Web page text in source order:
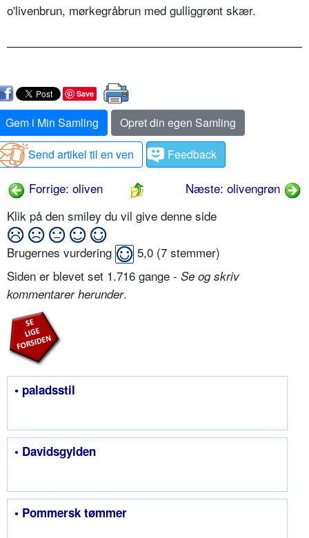
o'livenbrun, mørkegråbrun med gulliggrønt skær.
Save
Gem i Min Samling
Opret din egen Samling
Send artikel til en ven
Feedback
Forrige: oliven
Næste: olivengrøn
Klik på den smiley du vil give denne side
Brugernes vurdering 5,0 (7 stemmer)
Siden er blevet set 1.716 gange - Se og skriv
kommentarer herunder.
• paladsstil
• Davidsgylden
• Pommersk tømmer